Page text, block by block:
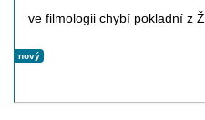
ve filmologii chybí pokladní z
nový